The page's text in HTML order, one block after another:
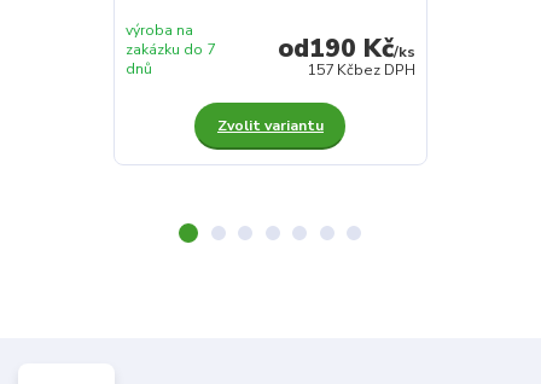
190 Kč/ks
157 Kčbez DPH
výroba na
zakázku do 7
dnů
Zvolit variantu